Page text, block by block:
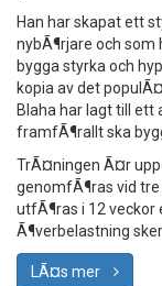
Han har skapat ett
nybÃ¶rjare och
bygga styrka och
kopia av det
Blaha har lagt till ett
framfÃ¶rallt ska
TrÃ¤ningen Ã¤r
genomfÃ¶ras vid
utfÃ¶ras i 12 veckor
Ã¶verbelastning
LÃ¤s mer